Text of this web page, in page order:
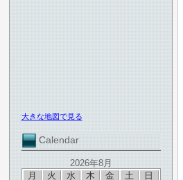
大きな地図で見る
Calendar
2026年8月
月
火 水 木 金 土 日